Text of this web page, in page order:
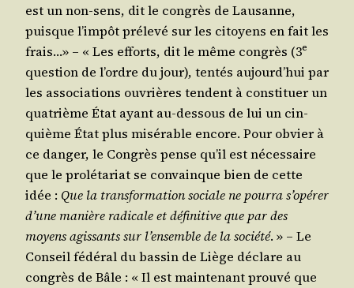
est un non-sens, dit le congrès de Lau­sanne,
puisque l’im­pôt pré­le­vé sur les citoyens en fait les
frais…» – « Les efforts, dit le même congrès (3e
ques­tion de l’ordre du jour), ten­tés aujourd’­hui par
les asso­cia­tions ouvrières tendent à consti­tuer un
qua­trième État ayant au-des­sous de lui un cin­
quième État plus misé­rable encore. Pour obvier à
ce dan­ger, le Congrès pense qu’il est néces­saire
que le pro­lé­ta­riat se convainque bien de cette
idée : Que la trans­for­ma­tion sociale ne pour­ra s’o­pé­rer
d’une manière radi­cale et défi­ni­tive que par des
moyens agis­sants sur l’ensemblede la socié­té. » – Le
Conseil fédé­ral du bas­sin de Liège déclare au
congrès de Bâle : « Il est main­te­nant prou­vé que